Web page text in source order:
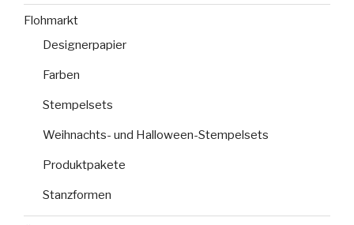
Flohmarkt
Designerpapier
Farben
Stempelsets
Weihnachts- und Halloween-Stempelsets
Produktpakete
Stanzformen